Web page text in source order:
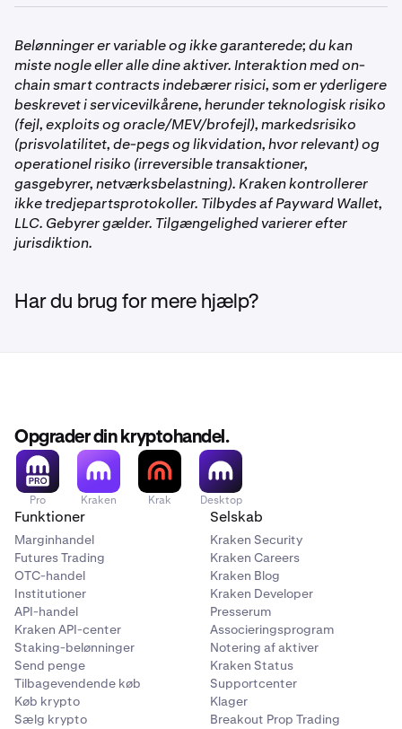
ikke er tilgængelig.
•
Sørg for, at din Kraken, Kraken Pro eller Krak app er
opdateret til den seneste version.
sikkerhedstærsklen kræver tofaktorgodkendelse (2FA).
Indtast din 2FA-kode, adgangsnøgle eller
sikkerhedsnøgle for at fortsætte.
Belønninger er variable og ikke garanterede; du kan
miste nogle eller alle dine aktiver. Interaktion med on-
chain smart contracts indebærer risici, som er yderligere
beskrevet i servicevilkårene, herunder teknologisk risiko
(fejl, exploits og oracle/MEV/brofejl), markedsrisiko
(prisvolatilitet, de-pegs og likvidation, hvor relevant) og
operationel risiko (irreversible transaktioner,
gasgebyrer, netværksbelastning). Kraken kontrollerer
ikke tredjepartsprotokoller. Tilbydes af Payward Wallet,
LLC. Gebyrer gælder. Tilgængelighed varierer efter
jurisdiktion.
Har du brug for mere hjælp?
Opgrader din kryptohandel.
Pro Kraken Krak Desktop
Funktioner
Marginhandel
Futures Trading
OTC-handel
Institutioner
API-handel
Kraken API-center
Staking-belønninger
Send penge
Tilbagevendende køb
Køb krypto
Sælg krypto
Selskab
Kraken Security
Kraken Careers
Kraken Blog
Kraken Developer
Presserum
Associeringsprogram
Notering af aktiver
Kraken Status
Supportcenter
Klager
Breakout Prop Trading